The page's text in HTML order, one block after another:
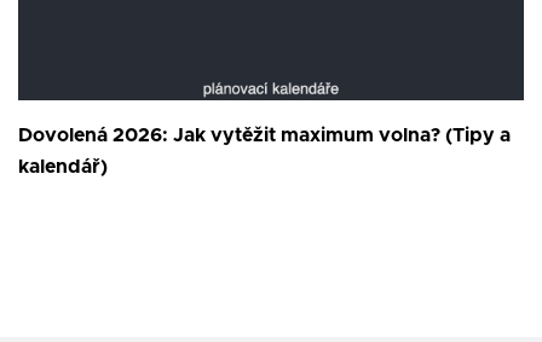
Dovolená 2026: Jak vytěžit maximum volna? (Tipy a
kalendář)